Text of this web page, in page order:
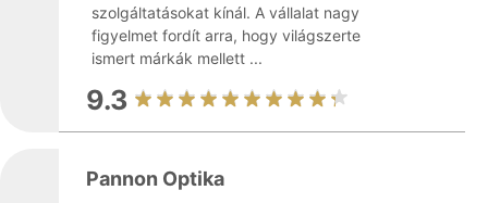
szolgáltatásokat kínál. A vállalat nagy
figyelmet fordít arra, hogy világszerte
ismert márkák mellett ...
9.3
Pannon Optika